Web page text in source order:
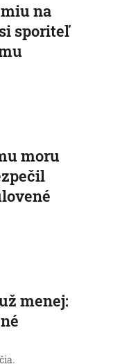
na
sporiteľ
moru
menej: